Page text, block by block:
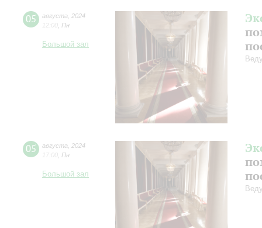
05 августа
2024
12:00 Пн
Большой зал
05 августа
2024
17:00 Пн
Большой зал